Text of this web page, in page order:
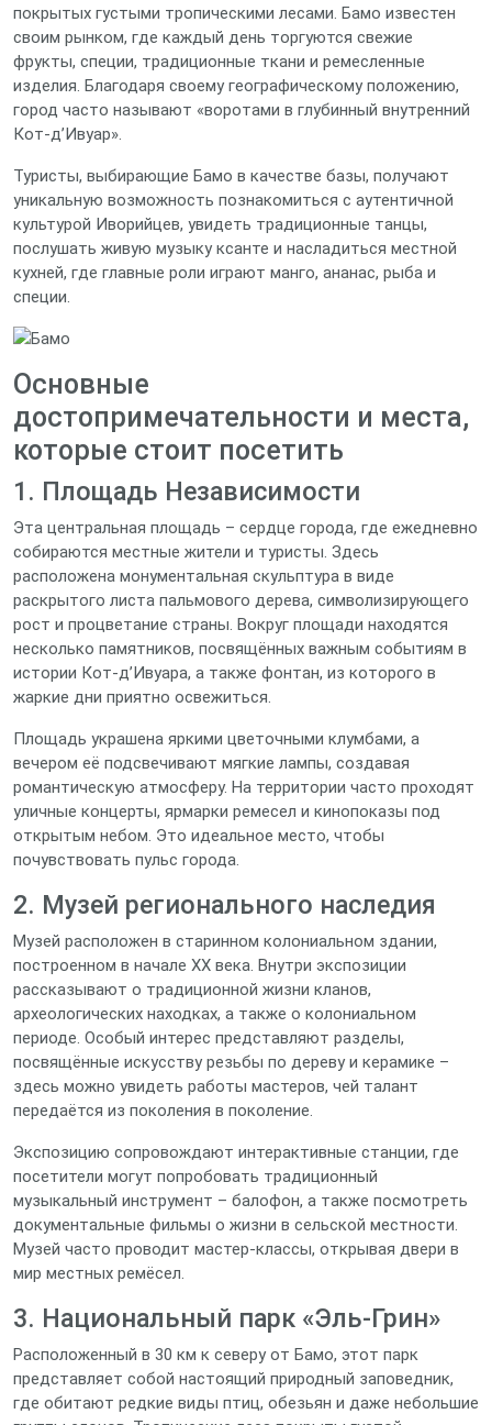
покрытых густыми тропическими лесами. Бамо известен
своим рынком, где каждый день торгуются свежие
фрукты, специи, традиционные ткани и ремесленные
изделия. Благодаря своему географическому положению,
город часто называют «воротами в глубинный внутренний
Кот-д’Ивуар».
Туристы, выбирающие Бамо в качестве базы, получают
уникальную возможность познакомиться с аутентичной
культурой Иворийцев, увидеть традиционные танцы,
послушать живую музыку ксанте и насладиться местной
кухней, где главные роли играют манго, ананас, рыба и
специи.
Основные
достопримечательности и места,
которые стоит посетить
1. Площадь Независимости
Эта центральная площадь – сердце города, где ежедневно
собираются местные жители и туристы. Здесь
расположена монументальная скульптура в виде
раскрытого листа пальмового дерева, символизирующего
рост и процветание страны. Вокруг площади находятся
несколько памятников, посвящённых важным событиям в
истории Кот-д’Ивуара, а также фонтан, из которого в
жаркие дни приятно освежиться.
Площадь украшена яркими цветочными клумбами, а
вечером её подсвечивают мягкие лампы, создавая
романтическую атмосферу. На территории часто проходят
уличные концерты, ярмарки ремесел и кинопоказы под
открытым небом. Это идеальное место, чтобы
почувствовать пульс города.
2. Музей регионального наследия
Музей расположен в старинном колониальном здании,
построенном в начале XX века. Внутри экспозиции
рассказывают о традиционной жизни кланов,
археологических находках, а также о колониальном
периоде. Особый интерес представляют разделы,
посвящённые искусству резьбы по дереву и керамике –
здесь можно увидеть работы мастеров, чей талант
передаётся из поколения в поколение.
Экспозицию сопровождают интерактивные станции, где
посетители могут попробовать традиционный
музыкальный инструмент – балофон, а также посмотреть
документальные фильмы о жизни в сельской местности.
Музей часто проводит мастер‑классы, открывая двери в
мир местных ремёсел.
3. Национальный парк «Эль-Грин»
Расположенный в 30 км к северу от Бамо, этот парк
представляет собой настоящий природный заповедник,
где обитают редкие виды птиц, обезьян и даже небольшие